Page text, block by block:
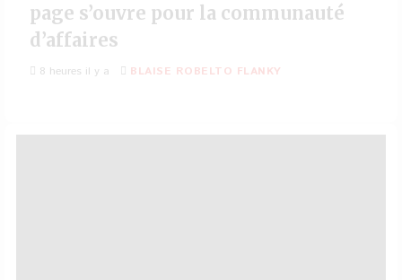
page s’ouvre pour la communauté
d’affaires
8 heures il y a BLAISE ROBELTO FLANKY